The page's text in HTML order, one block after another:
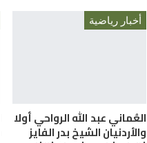
أخبار رياضية
العُماني عبد الله الرواحي أولا
والأردنيان الشيخ بدر الفايز